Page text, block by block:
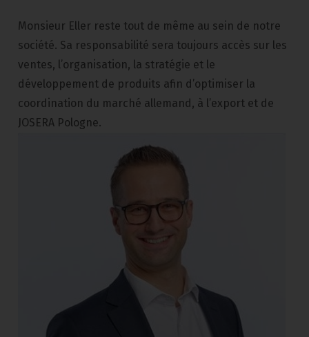
Monsieur Eller reste tout de même au sein de notre
société. Sa responsabilité sera toujours accès sur les
ventes, l’organisation, la stratégie et le
développement de produits afin d’optimiser la
coordination du marché allemand, à l’export et de
JOSERA Pologne.